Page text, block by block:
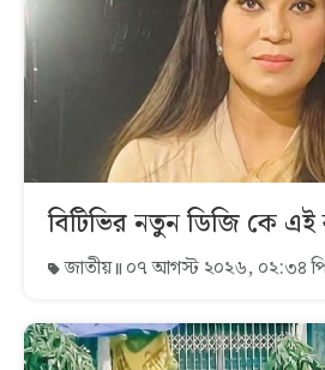
বিটিভির নতুন ডিজি কে
জাতীয় ০৭ আগস্ট ২০২৬, ০২:৩৪